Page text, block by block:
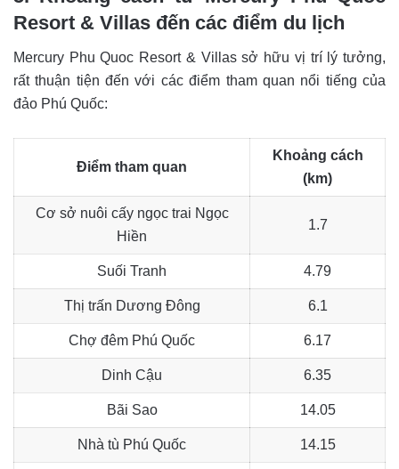
Resort & Villas đến các điểm du lịch
Mercury Phu Quoc Resort & Villas sở hữu vị trí lý tưởng,
rất thuận tiện đến với các điểm tham quan nổi tiếng của
đảo Phú Quốc:
Điểm tham quan
Khoảng cách
(km)
Cơ sở nuôi cấy ngọc trai Ngọc
Hiền
1.7
Suối Tranh 4.79
Thị trấn Dương Đông 6.1
Chợ đêm Phú Quốc 6.17
Dinh Cậu 6.35
Bãi Sao 14.05
Nhà tù Phú Quốc 14.15